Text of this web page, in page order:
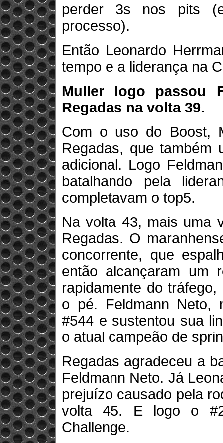
perder 3s nos pits
processo).
Então Leonardo
tempo e a liderança na
Muller logo passou
Regadas na volta 39.
Com o uso do Boost,
Regadas, que também
adicional. Logo
batalhando pela
completavam o top5.
Na volta 43, mais uma
Regadas. O
concorrente, que
então alcançaram um
rapidamente do
o pé. Feldmann Neto,
#544 e sustentou sua
o atual campeão de
Regadas agradeceu a
Feldmann Neto. Já
prejuízo causado pela
volta 45. E logo o
Challenge.